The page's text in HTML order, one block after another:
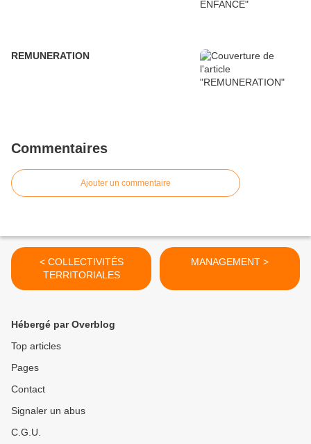
REMUNERATION
Commentaires
Ajouter un commentaire
< COLLECTIVITÉS
TERRITORIALES
MANAGEMENT >
Hébergé par Overblog
Top articles
Pages
Contact
Signaler un abus
C.G.U.